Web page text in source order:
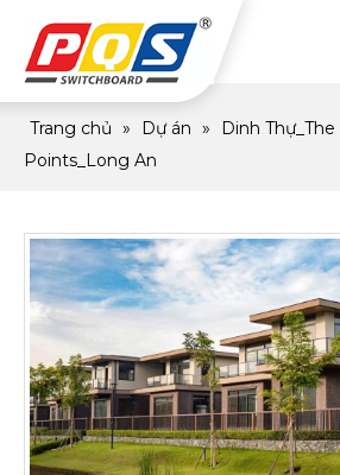
Trang chủ » Dự án »
Dinh
Points_Long An